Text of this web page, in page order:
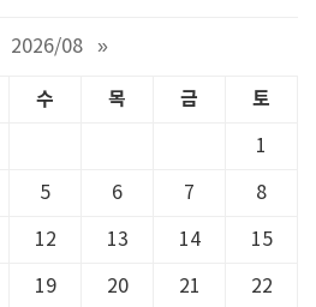
2026/08 »
수 목 금 토
1
5 6 7 8
12 13 14 15
19 20 21 22